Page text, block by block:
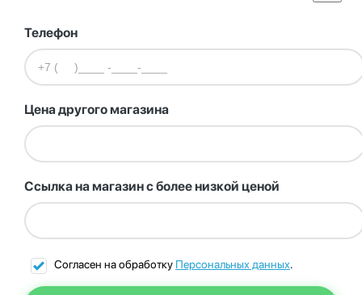
Телефон
Цена другого магазина
Ссылка на магазин с более низкой ценой
Согласен на обработку Персональных данных.